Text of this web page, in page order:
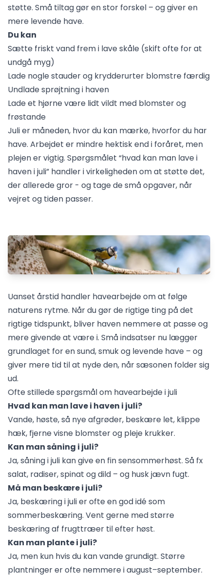
støtte. Små tiltag gør en stor forskel – og giver en
mere levende have.
Du kan
Sætte friskt vand frem i lave skåle (skift ofte for at
undgå myg)
Lade nogle stauder og krydderurter blomstre færdig
Undlade sprøjtning i haven
Lade et hjørne være lidt vildt med blomster og
frøstande
Juli er måneden, hvor du kan mærke, hvorfor du har
have. Arbejdet er mindre hektisk end i foråret, men
plejen er vigtig. Spørgsmålet “hvad kan man lave i
haven i juli” handler i virkeligheden om at støtte det,
der allerede gror - og tage de små opgaver, når
vejret og tiden passer.
Uanset årstid handler havearbejde om at følge
naturens rytme. Når du gør de rigtige ting på det
rigtige tidspunkt, bliver haven nemmere at passe og
mere givende at være i. Små indsatser nu lægger
grundlaget for en sund, smuk og levende have – og
giver mere tid til at nyde den, når sæsonen folder sig
ud.
Ofte stillede spørgsmål om havearbejde i juli
Hvad kan man lave i haven i juli?
Vande, høste, så nye afgrøder, beskære let, klippe
hæk, fjerne visne blomster og pleje krukker.
Kan man såning i juli?
Ja, såning i juli kan give en fin sensommerhøst. Så fx
salat, radiser, spinat og dild – og husk jævn fugt.
Må man beskære i juli?
Ja, beskæring i juli er ofte en god idé som
sommerbeskæring. Vent gerne med større
beskæring af frugttræer til efter høst.
Kan man plante i juli?
Ja, men kun hvis du kan vande grundigt. Større
plantninger er ofte nemmere i august–september.